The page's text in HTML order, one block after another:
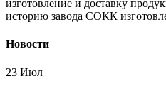
изготовление и доставку
историю завода СОКК
Новости
23 Июл